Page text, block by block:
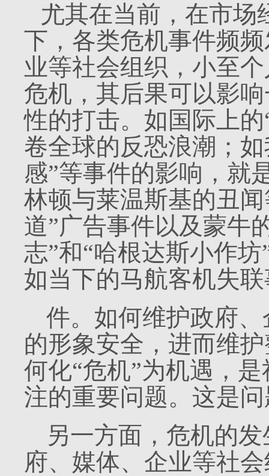
尤其在当前，在市场
下，各类危机事件频
业等社会组织，小至
危机，其后果可以影
性的打击。如国际上的
卷全球的反恐浪潮；
感”等事件的影响，就
林顿与莱温斯基的丑
道”广告事件以及蒙牛
志”和“哈根达斯小作
如当下的马航客机失
件。如何维护政府
的形象安全，进而维
何化“危机”为机遇，
注的重要问题。这是
另一方面，危机的
府、媒体、企业等社